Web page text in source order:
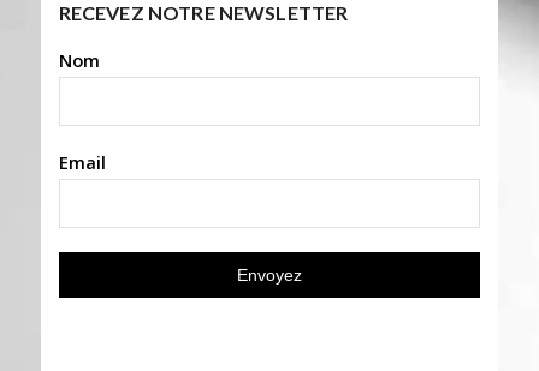
RECEVEZ NOTRE NEWSLETTER
Nom
Email